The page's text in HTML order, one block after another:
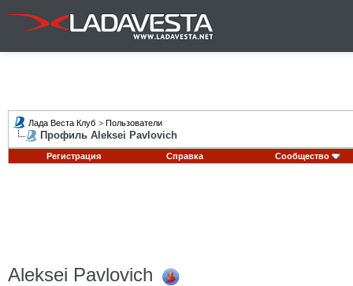
Лада Веста Клуб > Пользователи
Профиль Aleksei Pavlovich
Регистрация Справка Сообщество
Aleksei Pavlovich